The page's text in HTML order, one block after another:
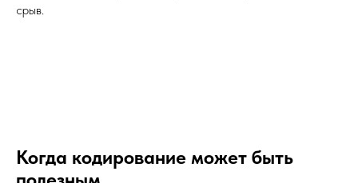
срыв.
Когда кодирование может быть